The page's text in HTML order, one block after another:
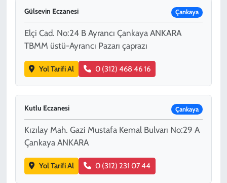
Gülsevin Eczanesi Çankaya
Elçi Cad. No:24 B Ayrancı Çankaya ANKARA
TBMM üstü-Ayrancı Pazarı çaprazı
Yol Tarifi Al 0 (312) 468 46 16
Kutlu Eczanesi Çankaya
Kızılay Mah. Gazi Mustafa Kemal Bulvarı No:29 A
Çankaya ANKARA
Yol Tarifi Al 0 (312) 231 07 44